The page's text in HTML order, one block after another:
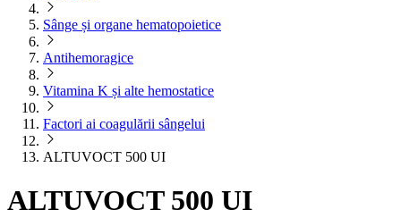
Sânge și organe hematopoietice
Antihemoragice
Vitamina K și alte hemostatice
Factori ai coagulării sângelui
ALTUVOCT 500 UI
ALTUVOCT 500 UI